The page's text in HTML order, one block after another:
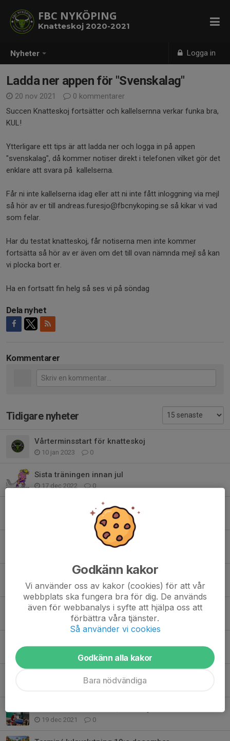
Nyheter Logga in
FBC NYKÖPING
Knatteskoj 2020-2021
Ladda ner appen för "Svenskalag"
20 nov 2021
0 kommentarer
Succen Knatteskoj fortsätter och kallelsernna verkar funka bra,
KUL!
Ytterligare ett tips är att ladda ner och logga in på appen
"svenskalag", då kommer notiser direkt i telefonen vilket gör det
enklare att svara på kallelserna.
Får ni inte kallelserna idag eller att ni inte fått inloggning via mejl
så hör av er till andreas.furesjo@fbcnykoping.se så kikar vi vad
som felar.
Har du testat knatteskoj, får notiserna men inte kommer
fortsätta så hör av er även om det till ovan nämnda mejl så kan
vi plocka bort er.
Ha en fortsatt fin helg så ses vi på söndag
Dela nyhet
Kommentarer
Tidigare nyheter
Vårterminsstart för knatteskoj
10 jan 2023 0
Sista träningen innan jul
17 dec 2022 0
Säsongsstart Knatteskoj 9/10
Premiär knatteskoj 22/23
Intresseanmälan för Knatteskoj säsongen 22/23
11 sep 2022 0
Säsongsavslutning knatteskoj
24 mar 2022 0
0
19 dec 2021 0
Godkänn kakor
Vi använder oss av kakor (cookies) för att vår
webbplats ska fungera bra för dig. De används
även för webbanalys i syfte att hjälpa oss att
förbättra våra tjänster.
Så använder vi cookies
Godkänn alla kakor
Bara nödvändiga